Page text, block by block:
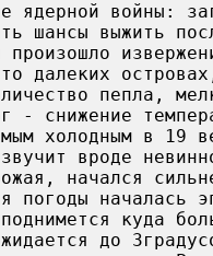
ядерной войны:
шансы выжить
далеких
пепла,
- снижение
холодным в 19
вроде
начался
началась
куда
до